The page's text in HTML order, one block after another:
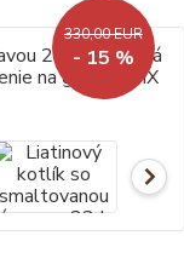
330,00 EUR
- 15 %